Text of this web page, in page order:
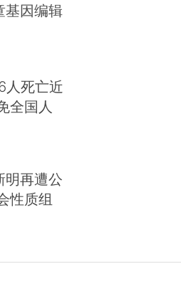
基因编辑
人死亡近
全国人
明再遭公
性质组